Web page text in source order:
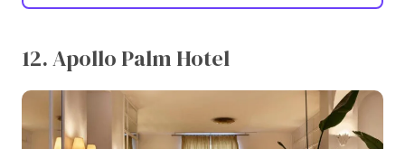
12. Apollo Palm Hotel